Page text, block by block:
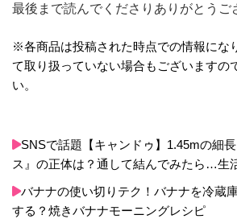
最後まで読んでくださりありがとうご
※各商品は投稿された時点での情報にな
て取り扱っていない場合もございますの
い。
SNSで話題【キャンドゥ】1.45mの細
ス』の正体は？通して結んでみたら…生
バナナの使い切りテク！バナナを冷蔵
する？焼きバナナモーニングレシピ